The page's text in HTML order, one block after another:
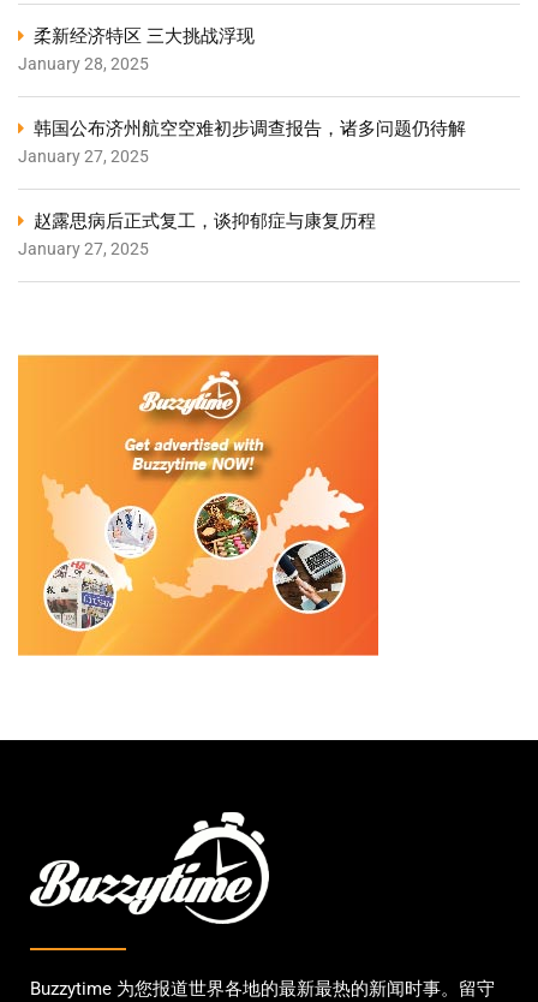
柔新经济特区 三大挑战浮现
January 28, 2025
韩国公布济州航空空难初步调查报告，诸多问题仍待解
January 27, 2025
赵露思病后正式复工，谈抑郁症与康复历程
January 27, 2025
Buzzytime 为您报道世界各地的最新最热的新闻时事。留守